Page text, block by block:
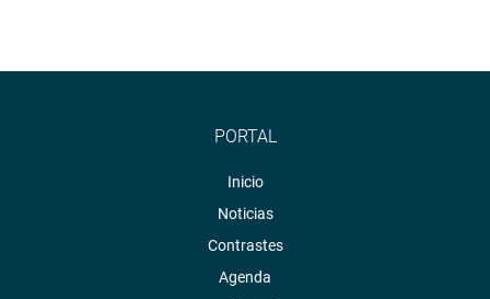
PORTAL
Inicio
Noticias
Contrastes
Agenda